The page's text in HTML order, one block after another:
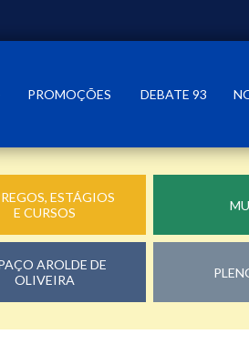
PROMOÇÕES DEBATE 93
ESTÁGIOS
E CURSOS
AROLDE DE
OLIVEIRA